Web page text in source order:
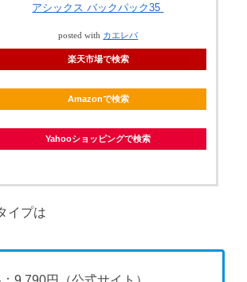
アシックス バックパック35
posted with カエレバ
楽天市場で検索
Amazonで検索
Yahooショッピングで検索
イプは